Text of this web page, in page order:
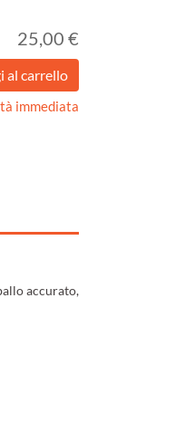
25,00 €
immediata
accurato,